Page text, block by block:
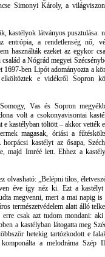
Simonyi Károly, a
kastélyok látványos pusztulása.
entrópia, a rendetlenség nő,
használták ezeket az egykor
a Nógrád megyei
ben Lipót adományozta a
e vidékről Sopron
Vas és Sopron
volt a csokonyavisontai
kastélyban töltött – akkor vették
magasak, óriási a
kastélyt az ősapa,
majd Imréé lett. Ehhez a
olvasható: „Belépni tilos,
éve így néz ki. Ezt a
megvenni, mert a mai napig is
természetvédelem alatt álló
erre csak azt tudom mondani:
a kastélyban látogatta meg
hetekig tartózkodott e
a melodráma Szép